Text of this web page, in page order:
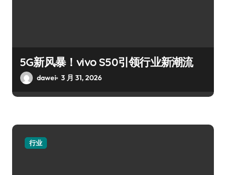
5G新风暴！vivo S50引领行业新潮流
dawei 3 月 31, 2026
行业